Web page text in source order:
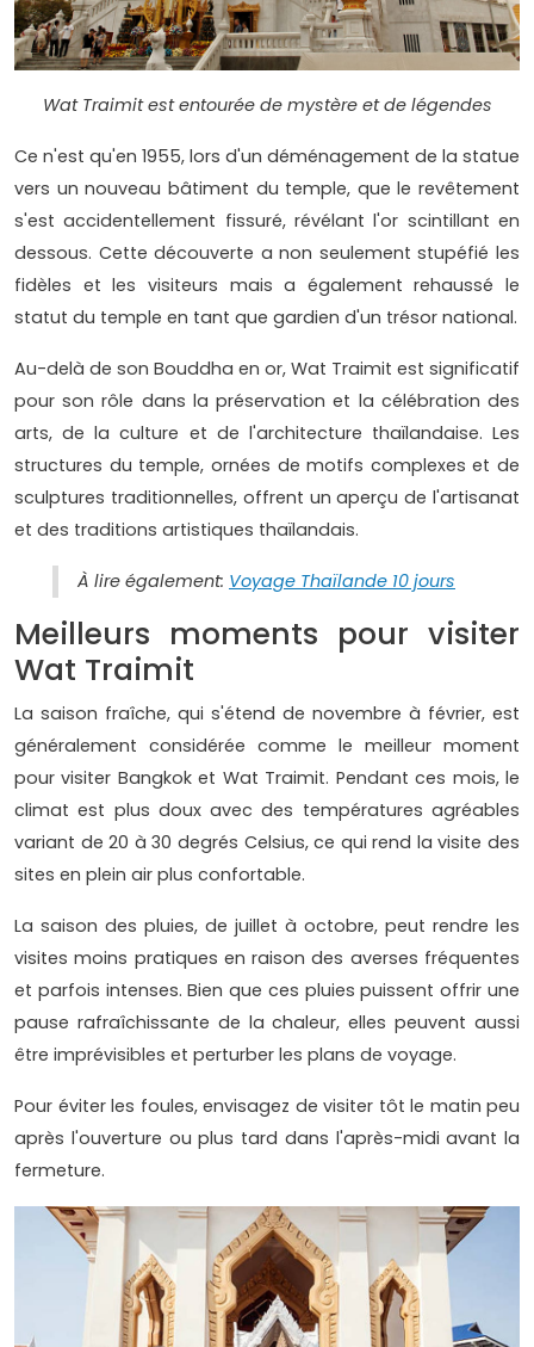
Wat Traimit est entourée de mystère et de légendes
Ce n'est qu'en 1955, lors d'un déménagement de la statue
vers un nouveau bâtiment du temple, que le revêtement
s'est accidentellement fissuré, révélant l'or scintillant en
dessous. Cette découverte a non seulement stupéfié les
fidèles et les visiteurs mais a également rehaussé le
statut du temple en tant que gardien d'un trésor national.
Au-delà de son Bouddha en or, Wat Traimit est significatif
pour son rôle dans la préservation et la célébration des
arts, de la culture et de l'architecture thaïlandaise. Les
structures du temple, ornées de motifs complexes et de
sculptures traditionnelles, offrent un aperçu de l'artisanat
et des traditions artistiques thaïlandais.
À lire également: Voyage Thaïlande 10 jours
Meilleurs moments pour visiter
Wat Traimit
La saison fraîche, qui s'étend de novembre à février, est
généralement considérée comme le meilleur moment
pour visiter Bangkok et Wat Traimit. Pendant ces mois, le
climat est plus doux avec des températures agréables
variant de 20 à 30 degrés Celsius, ce qui rend la visite des
sites en plein air plus confortable.
La saison des pluies, de juillet à octobre, peut rendre les
visites moins pratiques en raison des averses fréquentes
et parfois intenses. Bien que ces pluies puissent offrir une
pause rafraîchissante de la chaleur, elles peuvent aussi
être imprévisibles et perturber les plans de voyage.
Pour éviter les foules, envisagez de visiter tôt le matin peu
après l'ouverture ou plus tard dans l'après-midi avant la
fermeture.